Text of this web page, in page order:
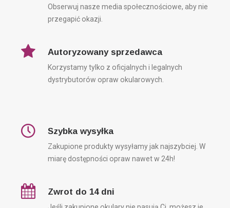
PRACOWNIA OPTYCZNA EYES69
KATEGORIE
Okulary korekcyjne
Okulary przeciwsłoneczne
Obserwuj nasze media społecznościowe, aby nie
przegapić okazji.
Autoryzowany sprzedawca
Korzystamy tylko z oficjalnych i legalnych
dystrybutorów opraw okularowych.
Szybka wysyłka
Zakupione produkty wysyłamy jak najszybciej. W
miarę dostępności opraw nawet w 24h!
Zwrot do 14 dni